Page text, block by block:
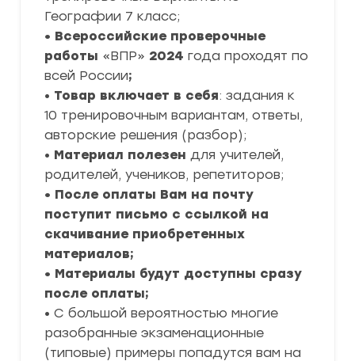
Географии 7 класс;
• Всероссийские проверочные
работы «ВПР» 2024 года проходят по
всей России;
• Товар включает в себя: задания к
10 тренировочным вариантам, ответы,
авторские решения (разбор);
• Материал полезен для учителей,
родителей, учеников, репетиторов;
• После оплаты Вам на почту
поступит письмо с ссылкой на
скачивание приобретенных
материалов;
• Материалы будут доступны сразу
после оплаты;
• С большой вероятностью многие
разобранные экзаменационные
(типовые) примеры попадутся вам на